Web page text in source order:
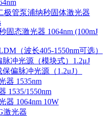
极管泵浦纳秒固体激光器
固态激光器 1064nm (100mJ
（波长405-1550nm可选）
脉冲光源（模块式）1.2μJ
偏脉冲光源（1.2μJ）
器 1535nm
1535/1550nm
器 1064nm 10W
激光器